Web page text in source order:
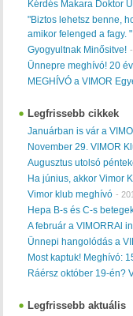
Kérdés Makara Doktor
"Biztos lehetsz benne,
amikor felenged a fagy. "
Gyogyultnak Minősitve! -
Ünnepre meghívó! 20
MEGHÍVÓ a VIMOR
Legfrissebb cikkek
Januárban is vár a
November 29. VIMOR
Augusztus utolsó
Ha június, akkor Vimor
Vimor klub meghívó -
Hepa B-s és C-s
A február a VIMORRAl
Ünnepi hangolódás a
Most kaptuk! Meghívó:
Ráérsz október 19-én?
Legfrissebb aktuális